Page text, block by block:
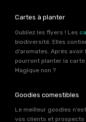
Cartes à planter
Oubliez les flyers ! Les
biodiversité. Elles
d’aromates. Après
pourront planter la carte
Magique non ?
Goodies comestibles
Le meilleur goodies
vos clients et prospects